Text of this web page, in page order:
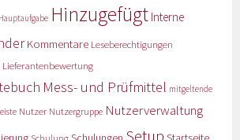
Hauptaufgabe Hinzugefügt Interne
Kommentare Leseberechtigungen
Lieferantenbewertung
Mess- und Prüfmittel mitgeltende
Nutzer Nutzergruppe Nutzerverwaltung
Setup